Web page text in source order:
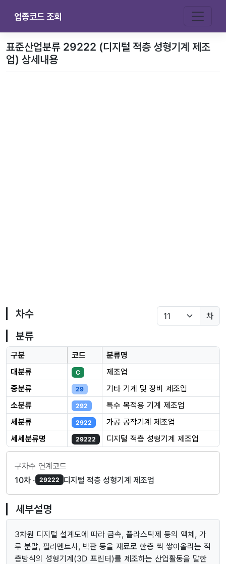
업종코드 조회
표준산업분류 29222 (디지털 적층 성형기계 제조
업) 상세내용
차수 차
분류
구분 코드
분류명
대분류
C
제조업
중분류
29
기타 기계 및 장비 제조업
소분류
292
특수 목적용 기계 제조업
세분류
2922
가공 공작기계 제조업
세세분류명
29222 디지털 적층 성형기계 제조업
구차수 연계코드
10차 · 29222 디지털 적층 성형기계 제조업
세부설명
3차원 디지털 설계도에 따라 금속, 플라스틱제 등의 액체, 가
루 분말, 필라멘트사, 박판 등을 재료로 한층 씩 쌓아올리는 적
층방식의 성형기계(3D 프린터)를 제조하는 산업활동을 말한